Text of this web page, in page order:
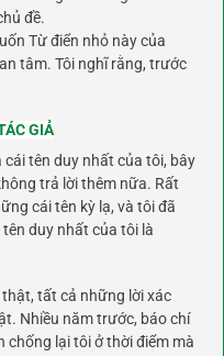
đề.
Từ điển nhỏ này của
tâm. Tôi nghĩ rằng, trước
GIẢ
cái tên duy nhất của tôi, bây
trả lời thêm nữa. Rất
cái tên kỳ lạ, và tôi đã
duy nhất của tôi là
tất cả những lời xác
Nhiều năm trước, báo chí
chống lại tôi ở thời điểm mà